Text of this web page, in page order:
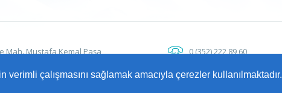
çalışmasını sağlamak amacıyla çerezler kullanılmaktadır.
Mah. Mustafa Kemal Paşa
0 (352) 222 89 60